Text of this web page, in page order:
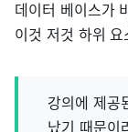
데이터 베이스가
이것 저것 하위
강의에 제공
났기 때문이